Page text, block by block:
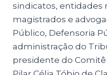
sindicatos, entidades
magistrados e
Público, Defensoria
administração do
presidente do